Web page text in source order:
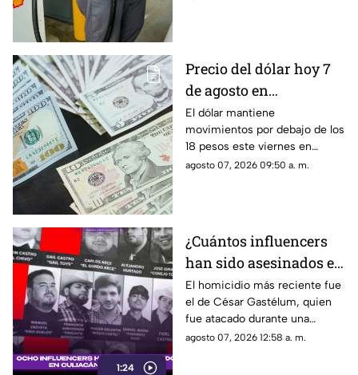
Precio del dólar hoy 7
de agosto en
Chihuahua: así cotiza
en casas de cambio
El dólar mantiene
movimientos por debajo de los
18 pesos este viernes en
Chihuahua. Te contamos cuál
agosto 07, 2026 09:50 a. m.
1:24
¿Cuántos influencers
han sido asesinados en
Culiacán desde 2024?
César Gastélum el más
reciente
El homicidio más reciente fue
el de César Gastélum, quien
fue atacado durante una
transmisión en vivo.
agosto 07, 2026 12:58 a. m.